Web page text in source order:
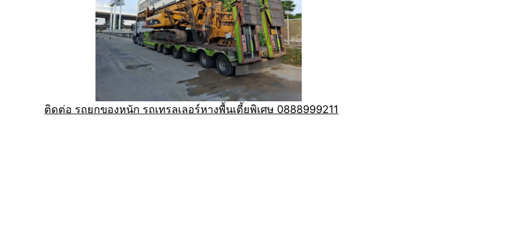
ติดต่อ รถยกของหนัก รถเทรลเลอร์หางพื้นเตี้ยพิเศษ 0888999211